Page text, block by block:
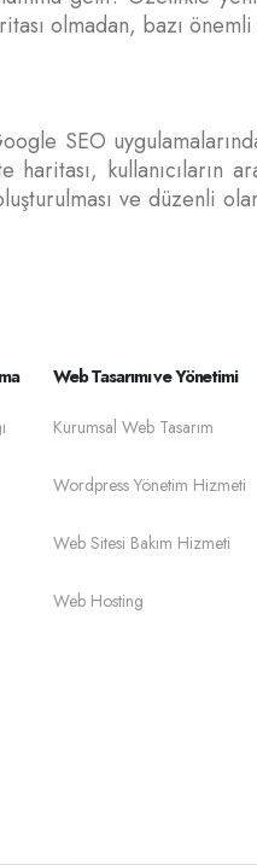
olmadan, bazı
SEO
kullanıcıların
ve düzenli
Web Tasarımı ve Yönetimi
Kurumsal Web Tasarım
Wordpress Yönetim Hizmeti
Web Sitesi Bakım Hizmeti
Web Hosting